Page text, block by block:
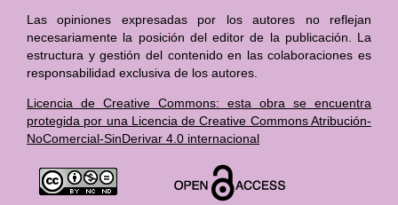
Las opiniones expresadas por los autores no reflejan
necesariamente la posición del editor de la publicación. La
estructura y gestión del contenido en las colaboraciones es
responsabilidad exclusiva de los autores.
Licencia de Creative Commons: esta obra se encuentra
protegida por una Licencia de Creative Commons Atribución-
NoComercial-SinDerivar 4.0 internacional